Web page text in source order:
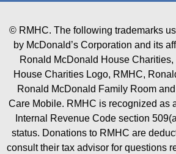
© RMHC. The following trademarks
by McDonald’s Corporation and its
Ronald McDonald House
House Charities Logo, RMHC,
Ronald McDonald Family Room
Care Mobile. RMHC is recognized as
Internal Revenue Code section
status. Donations to RMHC are
consult their tax advisor for questions